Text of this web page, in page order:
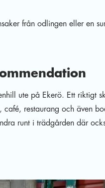
från odlingen eller en
ute på Ekerö. Ett riktigt
restaurang och även
runt i trädgården där